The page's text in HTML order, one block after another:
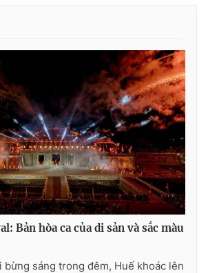
Bản hòa ca của di sản và sắc màu
bừng sáng trong đêm, Huế khoác lên